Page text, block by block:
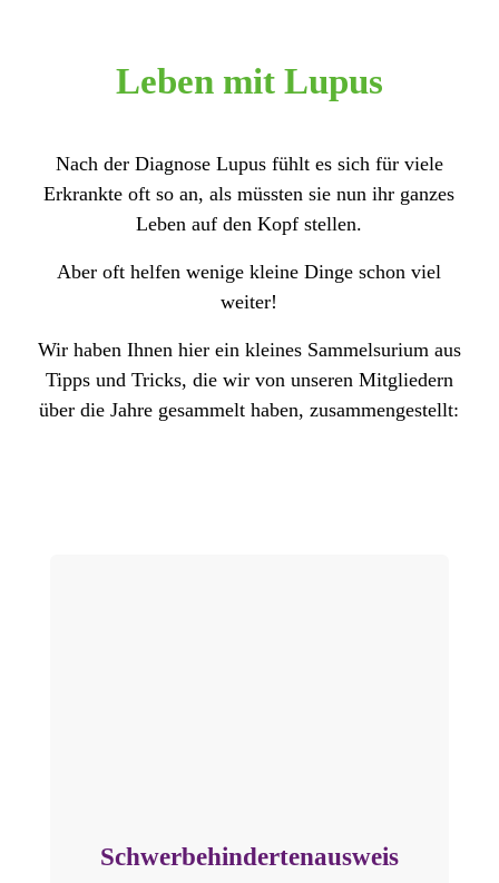
Leben mit Lupus
Nach der Diagnose Lupus fühlt es sich für viele
Erkrankte oft so an, als müssten sie nun ihr ganzes
Leben auf den Kopf stellen.
Aber oft helfen wenige kleine Dinge schon viel
weiter!
Wir haben Ihnen hier ein kleines Sammelsurium aus
Tipps und Tricks, die wir von unseren Mitgliedern
über die Jahre gesammelt haben, zusammengestellt:
Schwerbehindertenausweis